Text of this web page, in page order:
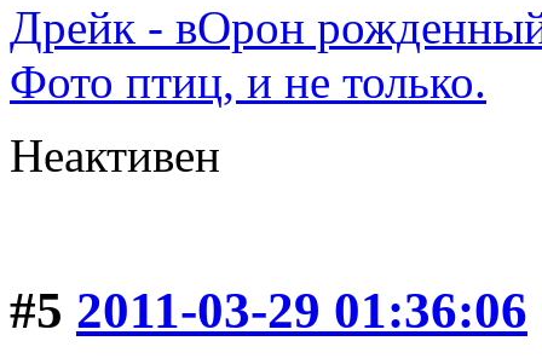
Дрейк - вОрон
Фото птиц, и не только.
Неактивен
#5 2011-03-29 01:36:06